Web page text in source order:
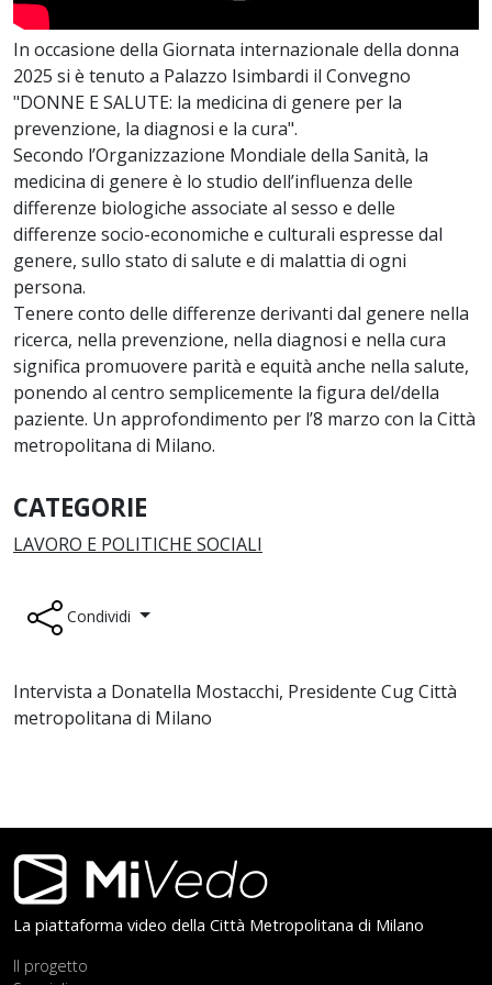
In occasione della Giornata internazionale della donna
2025 si è tenuto a Palazzo Isimbardi il Convegno
"DONNE E SALUTE: la medicina di genere per la
prevenzione, la diagnosi e la cura".
Secondo l’Organizzazione Mondiale della Sanità, la
medicina di genere è lo studio dell’influenza delle
differenze biologiche associate al sesso e delle
differenze socio-economiche e culturali espresse dal
genere, sullo stato di salute e di malattia di ogni
persona.
Tenere conto delle differenze derivanti dal genere nella
ricerca, nella prevenzione, nella diagnosi e nella cura
significa promuovere parità e equità anche nella salute,
ponendo al centro semplicemente la figura del/della
paziente. Un approfondimento per l’8 marzo con la Città
metropolitana di Milano.
CATEGORIE
LAVORO E POLITICHE SOCIALI
Condividi
Intervista a Donatella Mostacchi, Presidente Cug Città
metropolitana di Milano
La piattaforma video della Città Metropolitana di Milano
Il progetto